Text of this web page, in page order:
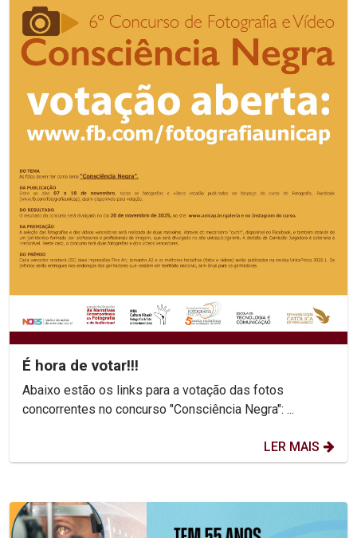
É hora de votar!!!
Abaixo estão os links para a votação das fotos
concorrentes no concurso "Consciência Negra": ...
LER MAIS